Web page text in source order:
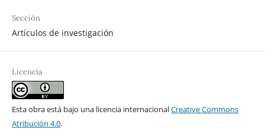
Sección
Artículos de investigación
Licencia
Esta obra está bajo una licencia internacionalCreative Commons
Atribución 4.0.